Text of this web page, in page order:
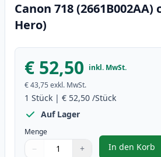
Canon 718
Hero)
€ 52,50 inkl. MwSt.
€ 43,75 exkl. MwSt.
1 Stück | € 52,50 /Stück
Auf Lager
Menge
Verwenden Sie die Tasten, um
− +
1
In den Korb
,